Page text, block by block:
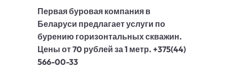
Первая буровая компания в
Беларуси предлагает услуги по
бурению горизонтальных скважин.
Цены от 70 рублей за 1 метр. +375(44)
566-00-33